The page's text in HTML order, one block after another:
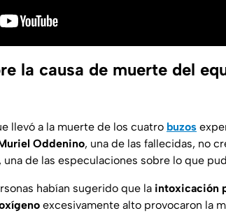
la causa de muerte del
llevó a la muerte de los cuatro buzos
Oddenino, una de las fallecidas, no
una de las especulaciones sobre lo que
habían sugerido que la intoxicación
excesivamente alto provocaron la